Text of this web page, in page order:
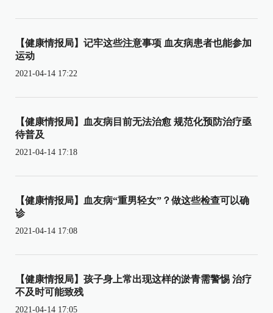
【健康情报局】记牢这些注意事项 血友病患者也能参加
运动
2021-04-14 17:22
【健康情报局】血友病目前无法治愈 规范化预防治疗亟
待普及
2021-04-14 17:18
【健康情报局】血友病“重男轻女”？做这些检查可以确
诊
2021-04-14 17:08
【健康情报局】孩子身上常出现这样的淤青需警惕 治疗
不及时可能致残
2021-04-14 17:05